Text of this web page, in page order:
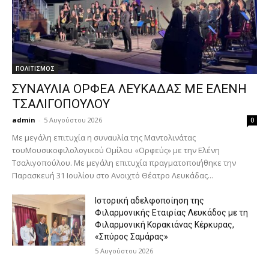
ΠΟΛΙΤΙΣΜΟΣ
ΣΥΝΑΥΛΙΑ ΟΡΦΕΑ ΛΕΥΚΑΔΑΣ ΜΕ ΕΛΕΝΗ
ΤΣΑΛΙΓΟΠΟΥΛΟΥ
admin - 5 Αυγούστου 2026 0
Με μεγάλη επιτυχία η συναυλία της Μαντολινάτας
τουΜουσικοφιλολογικού Ομίλου «Ορφεύς» με την Ελένη
Τσαλιγοπούλου. Με μεγάλη επιτυχία πραγματοποιήθηκε την
Παρασκευή 31 Ιουλίου στο Ανοιχτό Θέατρο Λευκάδας...
Ιστορική αδελφοποίηση της
Φιλαρμονικής Εταιρίας Λευκάδος με τη
Φιλαρμονική Κορακιάνας Κέρκυρας,
«Σπύρος Σαμάρας»
5 Αυγούστου 2026